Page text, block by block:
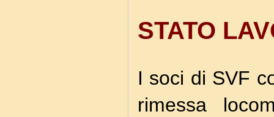
STATO
I soci di SVF
rimessa